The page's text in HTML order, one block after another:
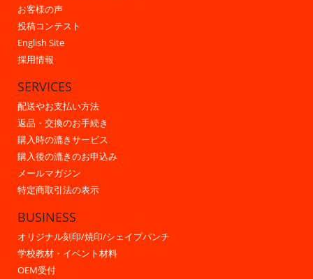
お客様の声
投稿コンテスト
English Site
採用情報
SERVICES
配送やお支払い方法
返品・交換のお手続き
購入時の漉きサービス
購入後の漉きのお申込み
メールマガジン
特定商取引法の表示
BUSINESS
オリジナル刻印/焼印/シェイプパンチ
学校教材・イベント材料
OEM受付